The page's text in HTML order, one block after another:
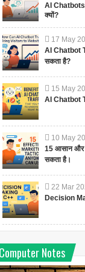
AI
क्यों?
17 May
AI Chatbot
सकता है?
15 May
AI Chatbot
10 May
15 आसान और
सकता है।
22 Mar
Decision
Notes